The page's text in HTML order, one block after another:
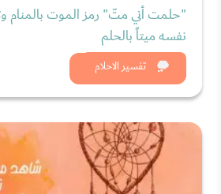
تفسير الاحلام
"حلمت أني متّ" رمز الموت بالمنام
نفسه ميتاً بالحلم
شاهد الان